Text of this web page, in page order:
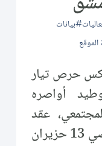
بيانات
الموقع
حرص تيار
أواصره
عقد
أعضاء التيار يوم السبت الماصي 13 حزيران